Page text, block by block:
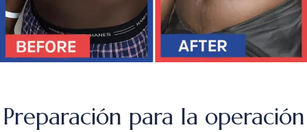
Preparación para la operación